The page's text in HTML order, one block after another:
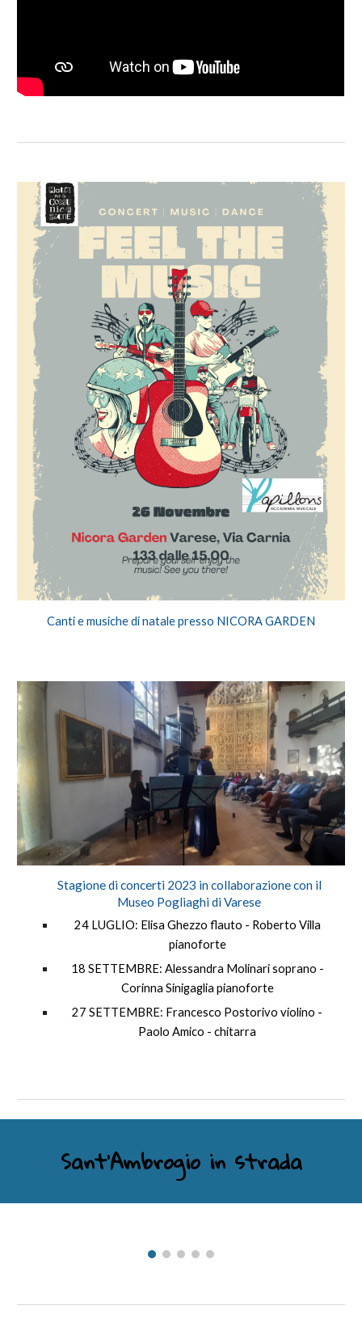
Canti e musiche di natalepresso NICORA GARDEN
Stagione di concerti 2023 in collaborazione con il
Museo Pogliaghi di Varese
24 LUGLIO: Elisa Ghezzo flauto - Roberto Villa
pianoforte
18 SETTEMBRE: Alessandra Molinari soprano -
Corinna Sinigaglia pianoforte
27 SETTEMBRE: Francesco Postorivo violino -
Paolo Amico - chitarra
Sant'Ambrogio in strada